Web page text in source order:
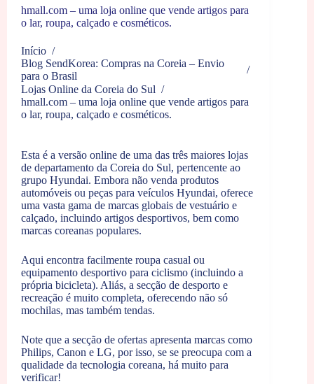
hmall.com – uma loja online que vende artigos para
o lar, roupa, calçado e cosméticos.
Início /
Blog SendKorea: Compras na Coreia – Envio
para o Brasil
/
Lojas Online da Coreia do Sul /
hmall.com – uma loja online que vende artigos para
o lar, roupa, calçado e cosméticos.
Esta é a versão online de uma das três maiores lojas
de departamento da Coreia do Sul, pertencente ao
grupo Hyundai. Embora não venda produtos
automóveis ou peças para veículos Hyundai, oferece
uma vasta gama de marcas globais de vestuário e
calçado, incluindo artigos desportivos, bem como
marcas coreanas populares.
Aqui encontra facilmente roupa casual ou
equipamento desportivo para ciclismo (incluindo a
própria bicicleta). Aliás, a secção de desporto e
recreação é muito completa, oferecendo não só
mochilas, mas também tendas.
Note que a secção de ofertas apresenta marcas como
Philips, Canon e LG, por isso, se se preocupa com a
qualidade da tecnologia coreana, há muito para
verificar!